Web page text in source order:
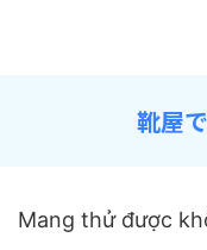
靴屋
Mang thử được